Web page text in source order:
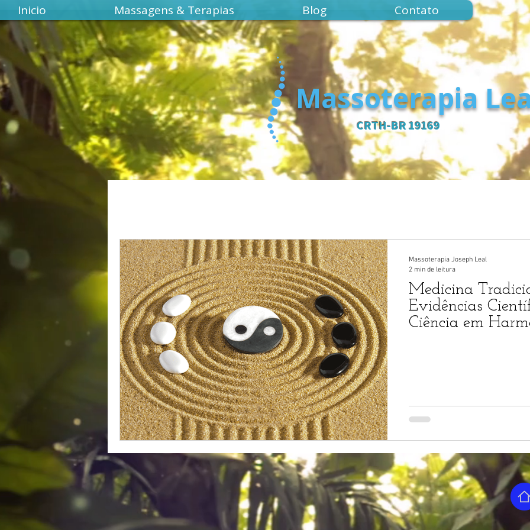
Inicio Massagens & Terapias Blog Contato
Massoterapia
CRTH-BR 19169
Medicina
Evidências
Ciência em
Massoterapia Joseph Leal
2 min de leitura